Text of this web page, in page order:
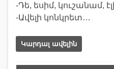
-Դե, եսիմ, կուշանամ,
-Ավելի կոնկրետ…
Կարդալ ավելին